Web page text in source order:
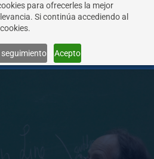
para ofrecerles la mejor
Si continúa accediendo al
Acepto